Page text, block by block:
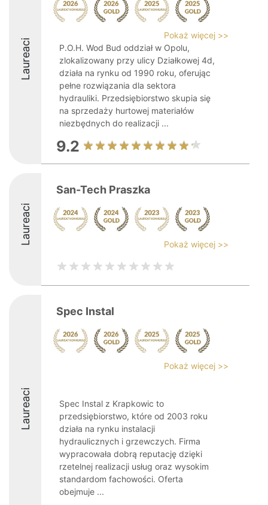
Laureaci
Pokaż więcej >>
P.O.H. Wod Bud oddział w Opolu,
zlokalizowany przy ulicy Działkowej 4d,
działa na rynku od 1990 roku, oferując
pełne rozwiązania dla sektora
hydrauliki. Przedsiębiorstwo skupia się
na sprzedaży hurtowej materiałów
niezbędnych do realizacji ...
9.2
Laureaci
San-Tech Praszka
Pokaż więcej >>
Laureaci
Spec Instal
Pokaż więcej >>
Spec Instal z Krapkowic to
przedsiębiorstwo, które od 2003 roku
działa na rynku instalacji
hydraulicznych i grzewczych. Firma
wypracowała dobrą reputację dzięki
rzetelnej realizacji usług oraz wysokim
standardom fachowości. Oferta
obejmuje ...